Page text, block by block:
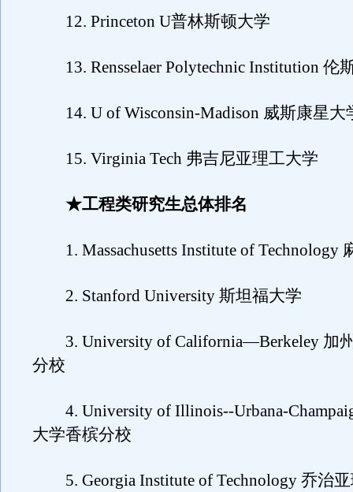
12. Princeton U普林斯顿大学
13. Rensselaer Polytechnic Institution 伦
14. U of Wisconsin-Madison 威斯康星大
15. Virginia Tech 弗吉尼亚理工大学
★工程类研究生总体排名
1. Massachusetts Institute of Technology
2. Stanford University 斯坦福大学
3. University of California—Berkeley 加
分校
4. University of Illinois--Urbana-
大学香槟分校
5. Georgia Institute of Technology 乔治